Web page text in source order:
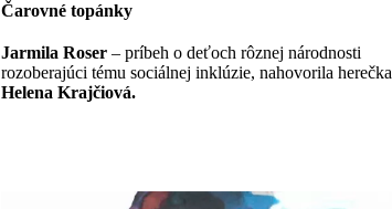
Čarovné topánky
Jarmila Roser – príbeh o deťoch rôznej národnosti
rozoberajúci tému sociálnej inklúzie, nahovorila herečka
Helena Krajčiová.